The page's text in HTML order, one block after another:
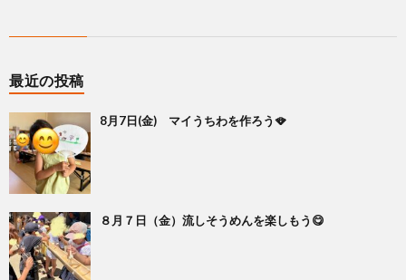
最近の投稿
8月7日(金) マイうちわを作ろう🪭
８月７日（金）流しそうめんを楽しもう😋